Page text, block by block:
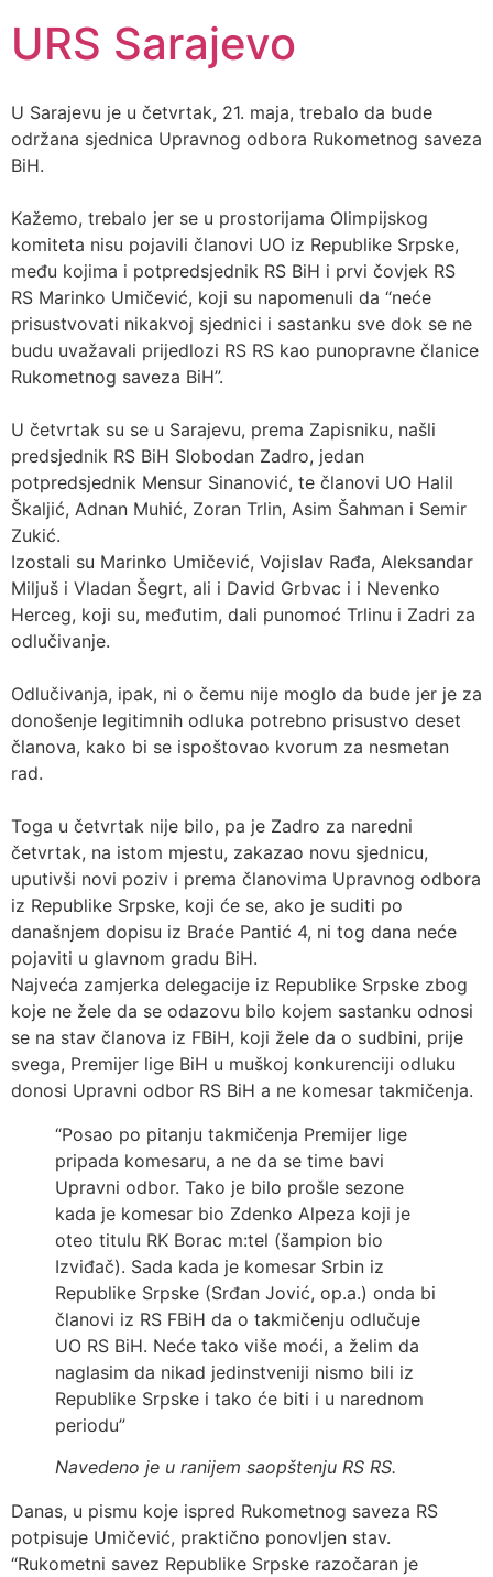
URS Sarajevo
U Sarajevu je u četvrtak, 21. maja, trebalo da bude
održana sjednica Upravnog odbora Rukometnog saveza
BiH.
Kažemo, trebalo jer se u prostorijama Olimpijskog
komiteta nisu pojavili članovi UO iz Republike Srpske,
među kojima i potpredsjednik RS BiH i prvi čovjek RS
RS Marinko Umičević, koji su napomenuli da “neće
prisustvovati nikakvoj sjednici i sastanku sve dok se ne
budu uvažavali prijedlozi RS RS kao punopravne članice
Rukometnog saveza BiH”.
U četvrtak su se u Sarajevu, prema Zapisniku, našli
predsjednik RS BiH Slobodan Zadro, jedan
potpredsjednik Mensur Sinanović, te članovi UO Halil
Škaljić, Adnan Muhić, Zoran Trlin, Asim Šahman i Semir
Zukić.
Izostali su Marinko Umičević, Vojislav Rađa, Aleksandar
Miljuš i Vladan Šegrt, ali i David Grbvac i i Nevenko
Herceg, koji su, međutim, dali punomoć Trlinu i Zadri za
odlučivanje.
Odlučivanja, ipak, ni o čemu nije moglo da bude jer je za
donošenje legitimnih odluka potrebno prisustvo deset
članova, kako bi se ispoštovao kvorum za nesmetan
rad.
Toga u četvrtak nije bilo, pa je Zadro za naredni
četvrtak, na istom mjestu, zakazao novu sjednicu,
uputivši novi poziv i prema članovima Upravnog odbora
iz Republike Srpske, koji će se, ako je suditi po
današnjem dopisu iz Braće Pantić 4, ni tog dana neće
pojaviti u glavnom gradu BiH.
Najveća zamjerka delegacije iz Republike Srpske zbog
koje ne žele da se odazovu bilo kojem sastanku odnosi
se na stav članova iz FBiH, koji žele da o sudbini, prije
svega, Premijer lige BiH u muškoj konkurenciji odluku
donosi Upravni odbor RS BiH a ne komesar takmičenja.
“Posao po pitanju takmičenja Premijer lige
pripada komesaru, a ne da se time bavi
Upravni odbor. Tako je bilo prošle sezone
kada je komesar bio Zdenko Alpeza koji je
oteo titulu RK Borac m:tel (šampion bio
Izviđač). Sada kada je komesar Srbin iz
Republike Srpske (Srđan Jović, op.a.) onda bi
članovi iz RS FBiH da o takmičenju odlučuje
UO RS BiH. Neće tako više moći, a želim da
naglasim da nikad jedinstveniji nismo bili iz
Republike Srpske i tako će biti i u narednom
periodu”
Navedeno je u ranijem saopštenju RS RS.
Danas, u pismu koje ispred Rukometnog saveza RS
potpisuje Umičević, praktično ponovljen stav.
“Rukometni savez Republike Srpske razočaran je